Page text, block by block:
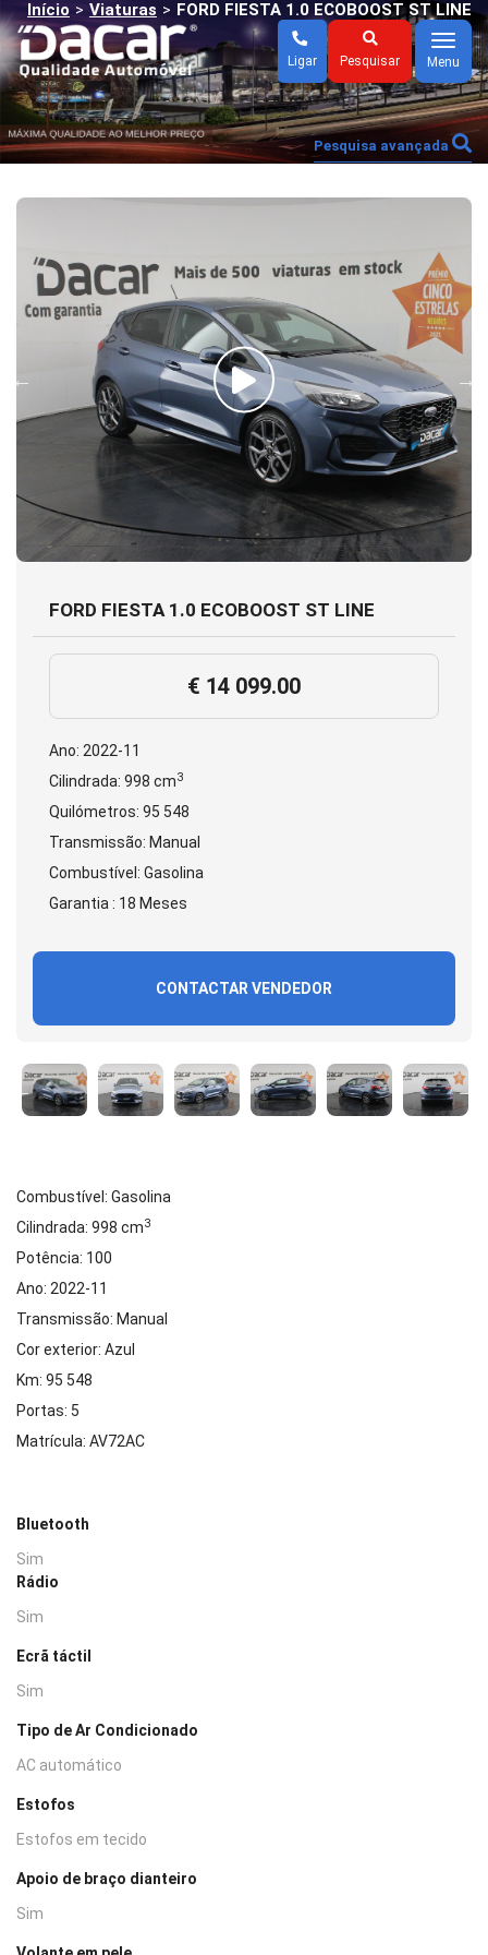
Pesquisar
Ligar
Menu
Menu
Início > Viaturas > FORD FIESTA 1.0 ECOBOOST ST LINE
Pesquisa avançada
FORD FIESTA 1.0 ECOBOOST ST LINE
€ 14 099.00
Ano: 2022-11
Cilindrada: 998 cm3
Quilómetros: 95 548
Transmissão: Manual
Combustível: Gasolina
Garantia : 18 Meses
CONTACTAR VENDEDOR
Combustível: Gasolina
Cilindrada: 998 cm3
Potência: 100
Ano: 2022-11
Transmissão: Manual
Cor exterior: Azul
Km: 95 548
Portas: 5
Matrícula: AV72AC
Bluetooth
Sim
Rádio
Sim
Ecrã táctil
Sim
Tipo de Ar Condicionado
AC automático
Estofos
Estofos em tecido
Apoio de braço dianteiro
Sim